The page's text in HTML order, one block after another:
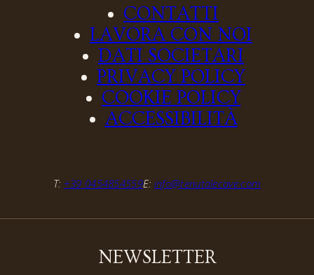
CONTATTI
LAVORA CON NOI
DATI SOCIETARI
PRIVACY POLICY
COOKIE POLICY
ACCESSIBILITÀ
T: +39 0454854559E: info@tenutalecave.com
NEWSLETTER